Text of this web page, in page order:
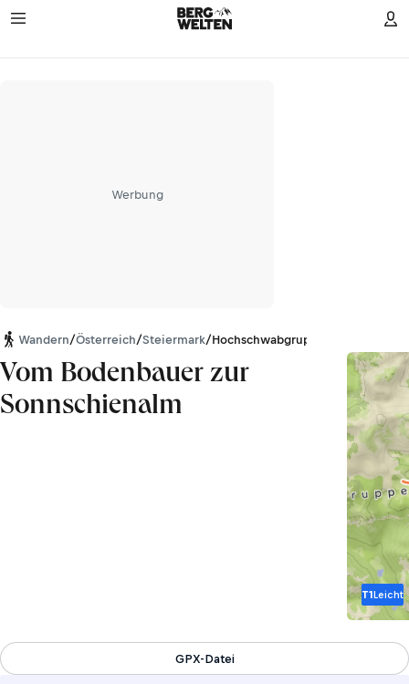
Werbung
Wandern/Österreich/Steiermark/Hochschwabgruppe
Vom Bodenbauer zur
Sonnschienalm
T1Leicht
GPX-Datei